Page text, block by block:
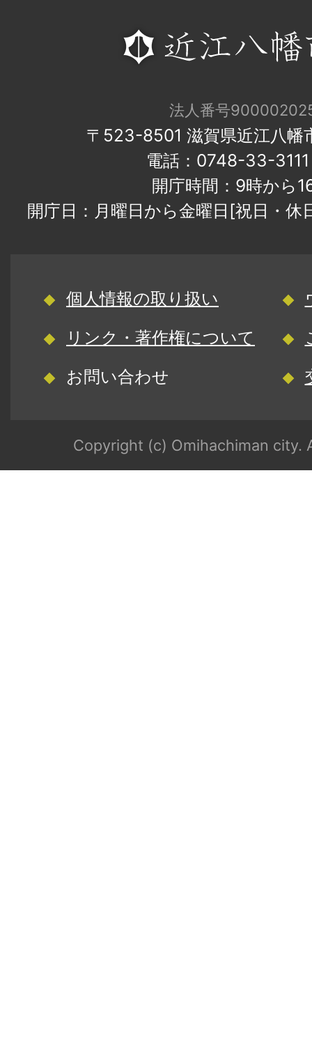
法人番号
〒523-8501 滋賀県近江八幡
電話：0748-33-
開庁時間：9時から
開庁日：月曜日から金曜日[祝日・
個人情報の取り扱い
リンク・著作権について
お問い合わせ
Copyright (c) Omihachiman city.